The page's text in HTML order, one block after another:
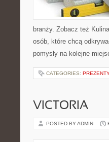
branży. Zobacz też
osób, które chcą
pomysły na kolejne
CATEGORIES:
VICTORIA
POSTED BY ADMIN